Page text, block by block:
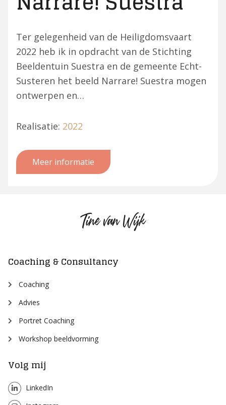
Ter gelegenheid van de Heiligdomsvaart
2022 heb ik in opdracht van de Stichting
Beeldentuin Suestra en de gemeente Echt-
Susteren het beeld Narrare! Suestra mogen
ontwerpen en…
Realisatie: 2022
Meer informatie
Coaching & Consultancy
Coaching
Advies
Portret Coaching
Workshop beeldvorming
Volg mij
LinkedIn